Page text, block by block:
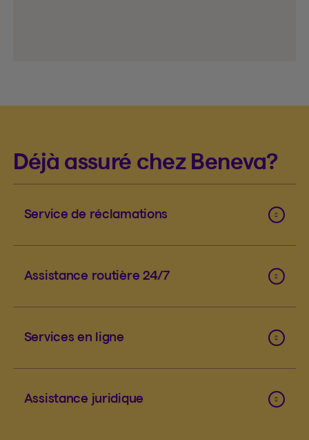
Déjà assuré chez Beneva?
Service de réclamations
Assistance routière 24/7
Services en ligne
Assistance juridique